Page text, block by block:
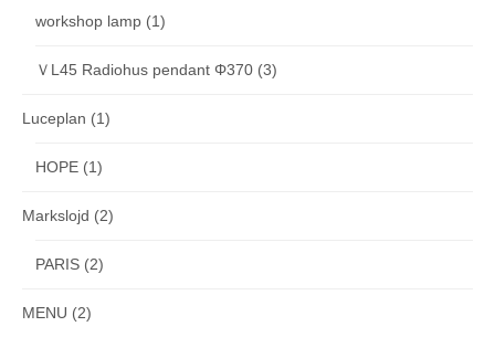
workshop lamp (1)
ＶL45 Radiohus pendant Φ370 (3)
Luceplan (1)
HOPE (1)
Markslojd (2)
PARIS (2)
MENU (2)